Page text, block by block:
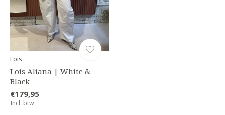
Lois
Lois Aliana | White &
Black
€179,95
Incl. btw